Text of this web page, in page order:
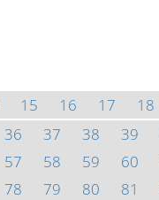
15 16 17 18
36 37 38 39
57 58 59 60
78 79 80 81